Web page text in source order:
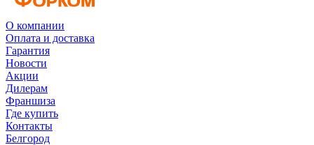
О компании
Оплата и доставка
Гарантия
Новости
Акции
Дилерам
Франшиза
Где купить
Контакты
Белгород